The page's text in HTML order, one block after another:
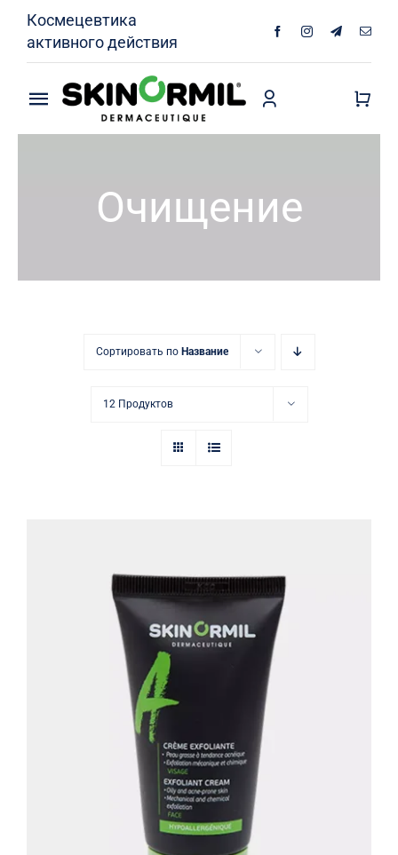
content
Космецевтика
активного действия
Toggle
Navigation
Кожа без акне
Специалисты
Купить в аптеке
Очищение
Сортировать по Название
12 Продуктов
Крем-эксфолиант